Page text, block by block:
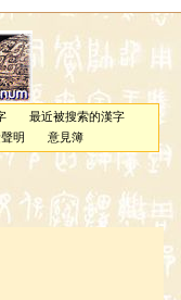
最近被搜索的漢字
明 意見簿